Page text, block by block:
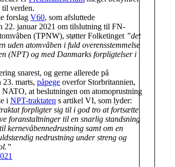
til verden.
forslag V60, som afsluttede
22. januar 2021 om tilslutning til FN-
(TPNW), støtter Folketinget ”det
uden atomvåben i fuld overensstemmelse
(NPT) og med Danmarks forpligtelser i
snarest, og gerne allerede på
23. marts, påpege overfor Storbritannien,
at beslutningen om atomoprustning
i NPT-traktaten s artikel VI, som lyder:
forpligter sig til i god tro at fortsætte
foranstaltninger til en snarlig standsning
kernevåbennedrustning samt om en
nedrustning under streng og